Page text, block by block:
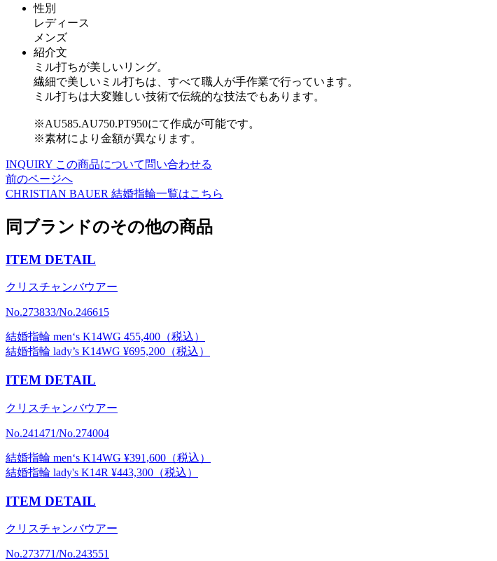
性別
レディース
メンズ
紹介文
ミル打ちが美しいリング。
繊細で美しいミル打ちは、すべて職人が手作業で行っています。
ミル打ちは大変難しい技術で伝統的な技法でもあります。
※AU585.AU750.PT950にて作成が可能です。
※素材により金額が異なります。
INQUIRY この商品について問い合わせる
前のページへ
CHRISTIAN BAUER 結婚指輪一覧はこちら
同ブランドのその他の商品
ITEM DETAIL
クリスチャンバウアー
No.273833/No.246615
結婚指輪 men‘s K14WG 455,400（税込）
結婚指輪 lady’s K14WG ¥695,200（税込）
ITEM DETAIL
クリスチャンバウアー
No.241471/No.274004
結婚指輪 men‘s K14WG ¥391,600（税込）
結婚指輪 lady's K14R ¥443,300（税込）
ITEM DETAIL
クリスチャンバウアー
No.273771/No.243551